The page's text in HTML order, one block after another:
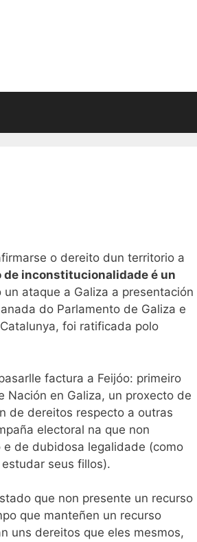
o dereito dun territorio a
de inconstitucionalidade é un
ataque a Galiza a presentación
do Parlamento de Galiza e
foi ratificada polo
factura a Feijóo: primeiro
en Galiza, un proxecto de
de dereitos respecto a outras
electoral na que non
de dubidosa legalidade (como
seus fillos).
que non presente un recurso
que manteñen un recurso
uns dereitos que eles mesmos,